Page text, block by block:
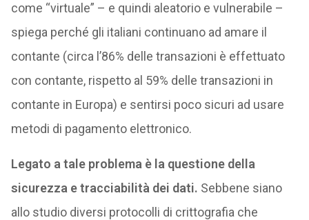
come “virtuale” – e quindi aleatorio e vulnerabile –
spiega perché gli italiani continuano ad amare il
contante (circa l’86% delle transazioni è effettuato
con contante, rispetto al 59% delle transazioni in
contante in Europa) e sentirsi poco sicuri ad usare
metodi di pagamento elettronico.
Legato a tale problema è la questione della
sicurezza e tracciabilità dei dati. Sebbene siano
allo studio diversi protocolli di crittografia che